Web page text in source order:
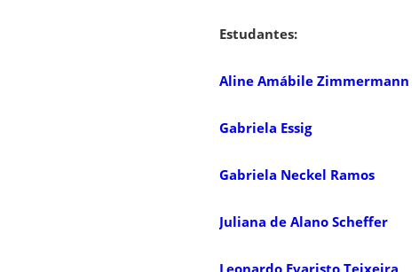
Estudantes:
Aline Amábile Zimmermann
Gabriela Essig
Gabriela Neckel Ramos
Juliana de Alano Scheffer